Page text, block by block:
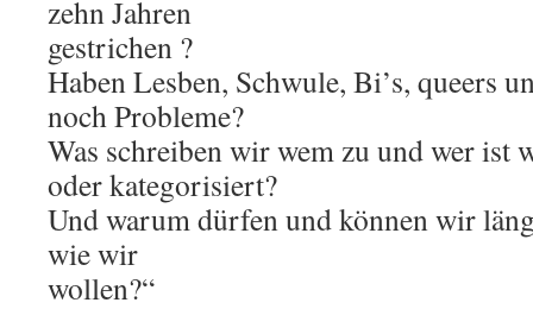
zehn Jahren
gestrichen ?
Haben Lesben, Schwule, Bi’s, queers
noch Probleme?
Was schreiben wir wem zu und wer ist
oder kategorisiert?
Und warum dürfen und können wir
wie wir
wollen?“